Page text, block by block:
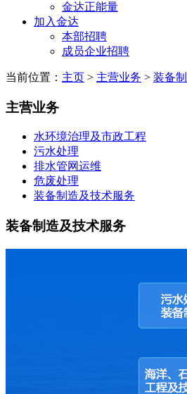
金达正能量
加入金达
本部招聘
成员企业招聘
当前位置： 主页 > 主营业务 > 装备
主营业务
水环境治理及市政工程
污水处理
排水管网运维
危废处理
装备制造及技术服务
装备制造及技术服务